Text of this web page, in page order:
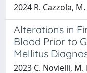
2024 R. Cazzola,
Alterations in
Blood Prior to
Mellitus
2023 C. Novielli, M.